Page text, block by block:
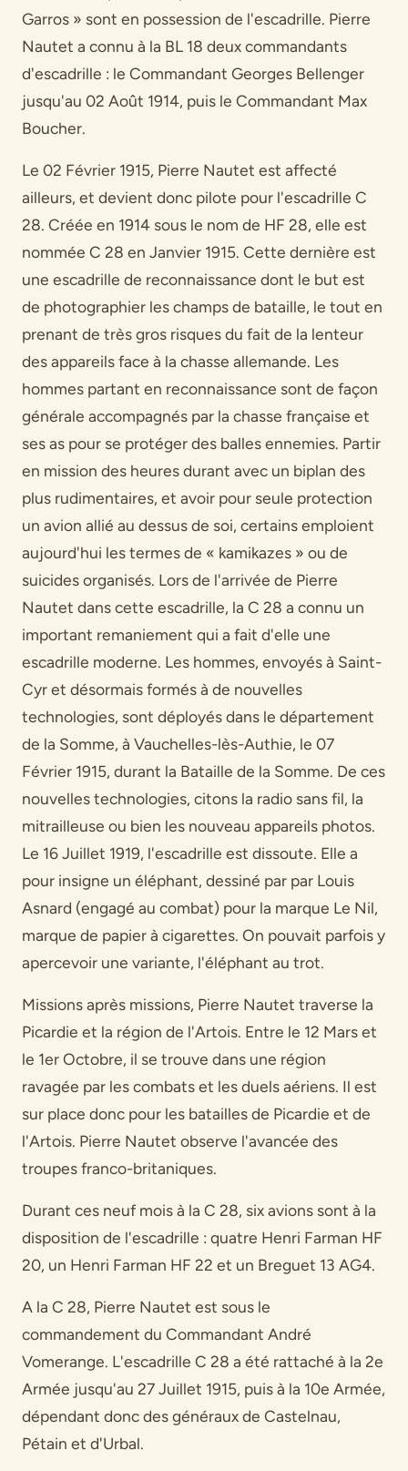
Garros » sont en possession de l'escadrille. Pierre
Nautet a connu à la BL 18 deux commandants
d'escadrille : le Commandant Georges Bellenger
jusqu'au 02 Août 1914, puis le Commandant Max
Boucher.
Le 02 Février 1915, Pierre Nautet est affecté
ailleurs, et devient donc pilote pour l'escadrille C
28. Créée en 1914 sous le nom de HF 28, elle est
nommée C 28 en Janvier 1915. Cette dernière est
une escadrille de reconnaissance dont le but est
de photographier les champs de bataille, le tout en
prenant de très gros risques du fait de la lenteur
des appareils face à la chasse allemande. Les
hommes partant en reconnaissance sont de façon
générale accompagnés par la chasse française et
ses as pour se protéger des balles ennemies. Partir
en mission des heures durant avec un biplan des
plus rudimentaires, et avoir pour seule protection
un avion allié au dessus de soi, certains emploient
aujourd'hui les termes de « kamikazes » ou de
suicides organisés. Lors de l'arrivée de Pierre
Nautet dans cette escadrille, la C 28 a connu un
important remaniement qui a fait d'elle une
escadrille moderne. Les hommes, envoyés à Saint-
Cyr et désormais formés à de nouvelles
technologies, sont déployés dans le département
de la Somme, à Vauchelles-lès-Authie, le 07
Février 1915, durant la Bataille de la Somme. De ces
nouvelles technologies, citons la radio sans fil, la
mitrailleuse ou bien les nouveau appareils photos.
Le 16 Juillet 1919, l'escadrille est dissoute. Elle a
pour insigne un éléphant, dessiné par par Louis
Asnard (engagé au combat) pour la marque Le Nil,
marque de papier à cigarettes. On pouvait parfois y
apercevoir une variante, l'éléphant au trot.
Missions après missions, Pierre Nautet traverse la
Picardie et la région de l'Artois. Entre le 12 Mars et
le 1er Octobre, il se trouve dans une région
ravagée par les combats et les duels aériens. Il est
sur place donc pour les batailles de Picardie et de
l'Artois. Pierre Nautet observe l'avancée des
troupes franco-britaniques.
Durant ces neuf mois à la C 28, six avions sont à la
disposition de l'escadrille : quatre Henri Farman HF
20, un Henri Farman HF 22 et un Breguet 13 AG4.
A la C 28, Pierre Nautet est sous le
commandement du Commandant André
Vomerange. L'escadrille C 28 a été rattaché à la 2e
Armée jusqu'au 27 Juillet 1915, puis à la 10e Armée,
dépendant donc des généraux de Castelnau,
Pétain et d'Urbal.